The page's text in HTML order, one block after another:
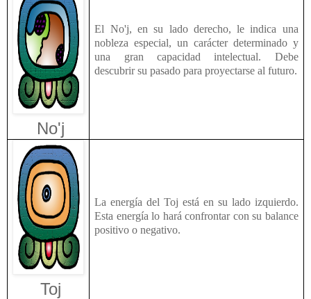
No'j
El No'j, en su lado derecho, le indica una
nobleza especial, un carácter determinado y
una gran capacidad intelectual. Debe
descubrir su pasado para proyectarse al futuro.
Toj
La energía del Toj está en su lado izquierdo.
Esta energía lo hará confrontar con su balance
positivo o negativo.